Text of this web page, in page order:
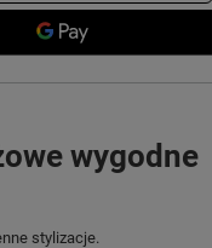
wygodne
stylizacje.